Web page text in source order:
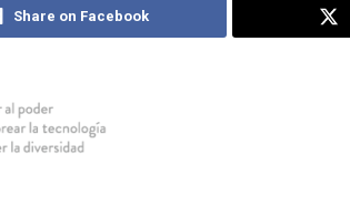
Share on Facebook